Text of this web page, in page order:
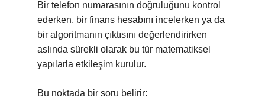
Bir telefon numarasının doğruluğunu kontrol
ederken, bir finans hesabını incelerken ya da
bir algoritmanın çıktısını değerlendirirken
aslında sürekli olarak bu tür matematiksel
yapılarla etkileşim kurulur.
Bu noktada bir soru belirir: